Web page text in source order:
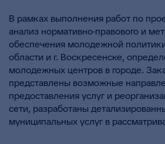
В рамках выполнения работ по
анализ нормативно-правового и
обеспечения молодежной
области и г. Воскресенске,
молодежных центров в городе.
представлены возможные
предоставления услуг и
сети, разработаны
муниципальных услуг в